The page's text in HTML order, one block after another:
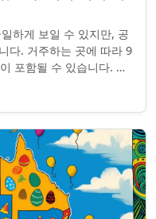
하게 보일 수 있지만, 공
다. 거주하는 곳에 따라 9
포함될 수 있습니다. 왜